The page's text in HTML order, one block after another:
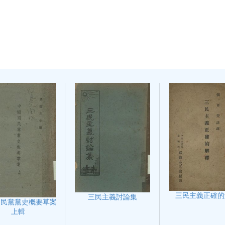
黨黨史概要草案
上輯
三民主義討論集 三民主義正確